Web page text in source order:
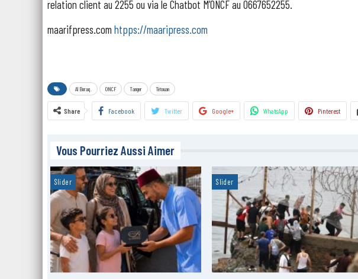
relation client au 2255 ou via le Chatbot M’ONCF au 0667652255.
maarifpress.com htpps://maaripress.com
Al Boraq. ONCF Tanger Tétouan
Share Facebook Twitter Google+ WhatsApp Pinterest
Vous Pourriez Aussi Aimer
Slider Slider